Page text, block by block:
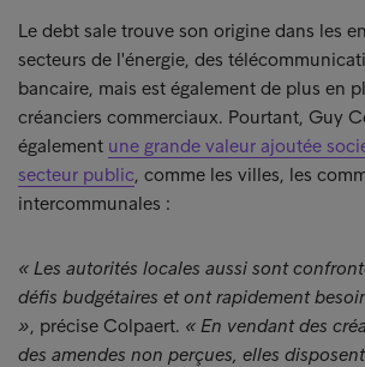
Le debt sale trouve son origine dans les
secteurs de l'énergie, des
bancaire, mais est également de plus en
créanciers commerciaux. Pourtant, Guy
également une grande valeur ajoutée
secteur public, comme les villes, les
intercommunales :
« Les autorités locales aussi sont
défis budgétaires et ont rapidement
», précise Colpaert. « En vendant des
des amendes non perçues, elles